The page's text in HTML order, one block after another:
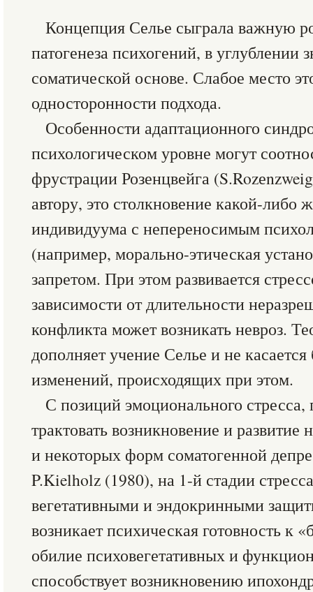
Концепция Селье сыграла важную
патогенеза психогений, в углублении
соматической основе. Слабое место
односторонности подхода.
Особенности адаптационного
психологическом уровне могут
фрустрации Розенцвейга
автору, это столкновение какой-либо
индивидуума с непереносимым
(например, морально-этическая
запретом. При этом развивается
зависимости от длительности
конфликта может возникать невроз.
дополняет учение Селье и не
изменений, происходящих при этом.
С позиций эмоционального
трактовать возникновение и развитие
и некоторых форм соматогенной
P.Kielholz (1980), на 1-й стадии
вегетативными и эндокринными
возникает психическая готовность к
обилие психовегетативных и
способствует возникновению